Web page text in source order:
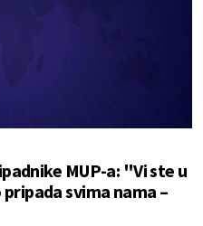
MUP-a: "Vi ste u
svima nama –